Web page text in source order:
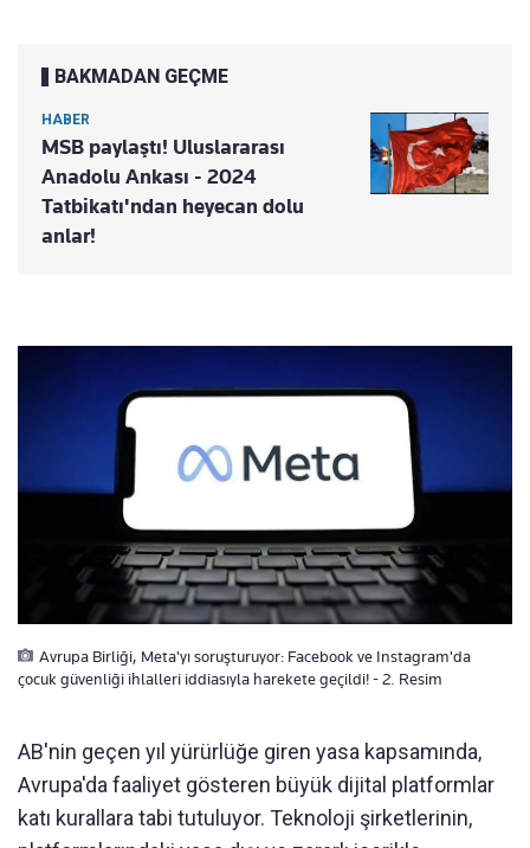
BAKMADAN GEÇME
HABER
MSB paylaştı! Uluslararası
Anadolu Ankası - 2024
Tatbikatı'ndan heyecan dolu
anlar!
Avrupa Birliği, Meta'yı soruşturuyor: Facebook ve Instagram'da
çocuk güvenliği ihlalleri iddiasıyla harekete geçildi! - 2. Resim
AB'nin geçen yıl yürürlüğe giren yasa kapsamında,
Avrupa'da faaliyet gösteren büyük dijital platformlar
katı kurallara tabi tutuluyor. Teknoloji şirketlerinin,